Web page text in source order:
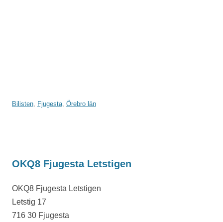
Bilisten, Fjugesta, Örebro län
OKQ8 Fjugesta Letstigen
OKQ8 Fjugesta Letstigen
Letstig 17
716 30 Fjugesta